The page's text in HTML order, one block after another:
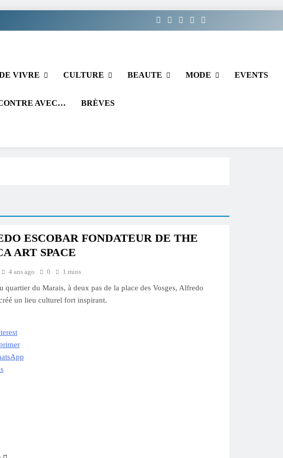
VIVRE CULTURE BEAUTE MODE EVENTS
AVEC… BRÈVES
ESCOBAR FONDATEUR DE THE
ART SPACE
4 ans ago 0 1 mins
quartier du Marais, à deux pas de la place des Vosges, Alfredo
un lieu culturel fort inspirant.